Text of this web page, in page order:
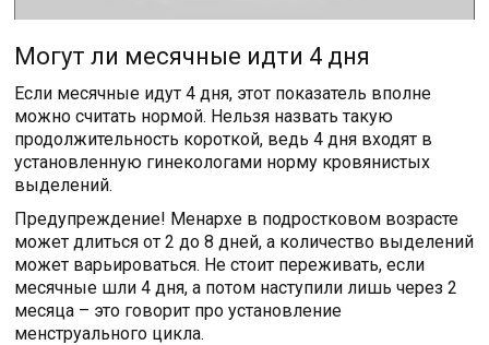
Могут ли месячные идти 4 дня
Если месячные идут 4 дня, этот показатель вполне
можно считать нормой. Нельзя назвать такую
продолжительность короткой, ведь 4 дня входят в
установленную гинекологами норму кровянистых
выделений.
Предупреждение! Менархе в подростковом возрасте
может длиться от 2 до 8 дней, а количество выделений
может варьироваться. Не стоит переживать, если
месячные шли 4 дня, а потом наступили лишь через 2
месяца – это говорит про установление
менструального цикла.